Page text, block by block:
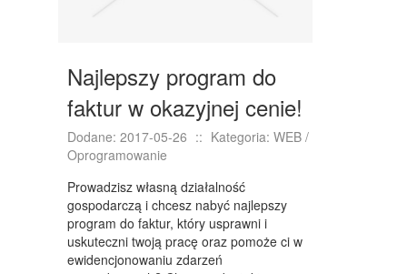
KURSY I SZKOLENIA
TŁUMACZENIA
BIZNES ONLINE
BIŻUTERIA
DLA DZIECI
MEBLE
Najlepszy program do
faktur w okazyjnej cenie!
Dodane: 2017-05-26 :: Kategoria: WEB /
Oprogramowanie
Prowadzisz własną działalność
gospodarczą i chcesz nabyć najlepszy
program do faktur, który usprawni i
uskuteczni twoją pracę oraz pomoże ci w
ewidencjonowaniu zdarzeń